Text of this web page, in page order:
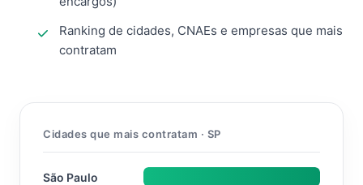
Ranking de cidades, CNAEs e empresas que mais
contratam
Cidades que mais contratam · SP
São Paulo